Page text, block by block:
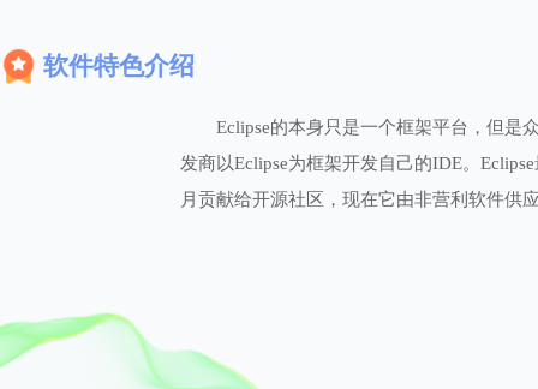
软件特色介绍
Eclipse的本身只是一个框架平台，但是
发商以Eclipse为框架开发自己的IDE。
月贡献给开源社区，现在它由非营利软件供